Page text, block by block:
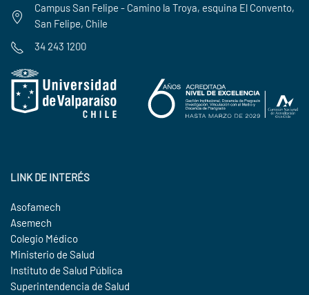
Campus San Felipe - Camino la Troya, esquina El Convento,
San Felipe, Chile
34 243 1200
LINK DE INTERÉS
Asofamech
Asemech
Colegio Médico
Ministerio de Salud
Instituto de Salud Pública
Superintendencia de Salud